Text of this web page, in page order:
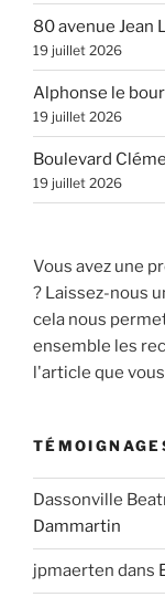
80 avenue Jean
19 juillet 2026
Alphonse le
19 juillet 2026
Boulevard
19 juillet 2026
Vous avez une
? Laissez-nous
cela nous
ensemble les
l'article que
Dassonville
Dammartin
jpmaerten dans